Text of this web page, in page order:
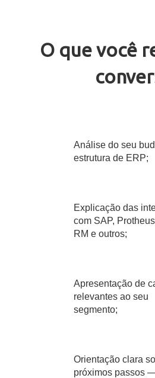
O que você
Análise do seu
estrutura de ERP;
Explicação das
com SAP,
RM e outros;
Apresentação de
relevantes ao seu
segmento;
Orientação clara
próximos passos